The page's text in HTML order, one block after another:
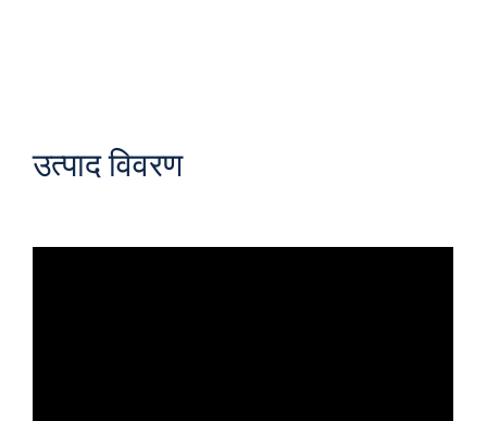
उत्पाद विवरण